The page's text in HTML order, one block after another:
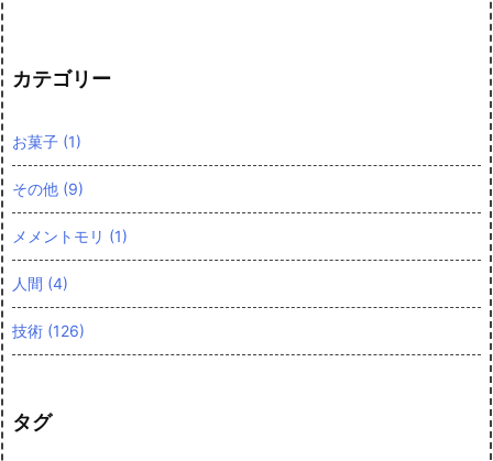
カテゴリー
お菓子 (1)
その他 (9)
メメントモリ (1)
人間 (4)
技術 (126)
タグ